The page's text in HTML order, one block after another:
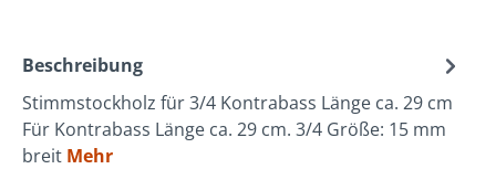
Beschreibung
Stimmstockholz für 3/4 Kontrabass Länge ca. 29 cm
Für Kontrabass Länge ca. 29 cm. 3/4 Größe: 15 mm
breit Mehr